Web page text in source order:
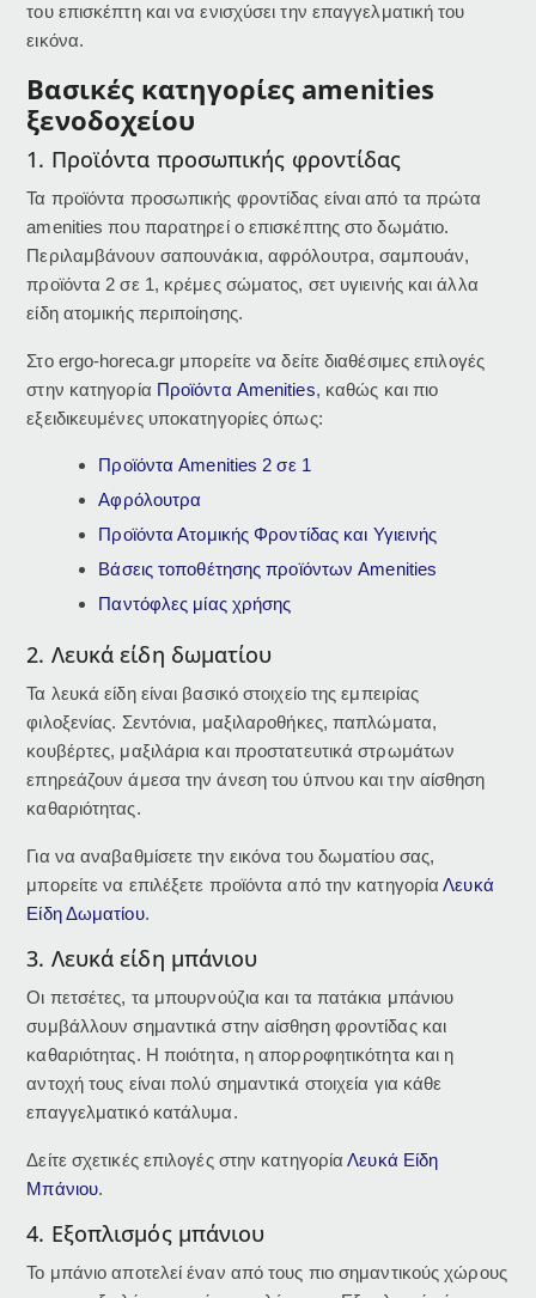
του επισκέπτη και να ενισχύσει την επαγγελματική του
εικόνα.
Βασικές κατηγορίες amenities
ξενοδοχείου
1. Προϊόντα προσωπικής φροντίδας
Τα προϊόντα προσωπικής φροντίδας είναι από τα πρώτα
amenities που παρατηρεί ο επισκέπτης στο δωμάτιο.
Περιλαμβάνουν σαπουνάκια, αφρόλουτρα, σαμπουάν,
προϊόντα 2 σε 1, κρέμες σώματος, σετ υγιεινής και άλλα
είδη ατομικής περιποίησης.
Στο ergo-horeca.gr μπορείτε να δείτε διαθέσιμες επιλογές
στην κατηγορία Προϊόντα Amenities, καθώς και πιο
εξειδικευμένες υποκατηγορίες όπως:
Προϊόντα Amenities 2 σε 1
Αφρόλουτρα
Προϊόντα Ατομικής Φροντίδας και Υγιεινής
Βάσεις τοποθέτησης προϊόντων Amenities
Παντόφλες μίας χρήσης
2. Λευκά είδη δωματίου
Τα λευκά είδη είναι βασικό στοιχείο της εμπειρίας
φιλοξενίας. Σεντόνια, μαξιλαροθήκες, παπλώματα,
κουβέρτες, μαξιλάρια και προστατευτικά στρωμάτων
επηρεάζουν άμεσα την άνεση του ύπνου και την αίσθηση
καθαριότητας.
Για να αναβαθμίσετε την εικόνα του δωματίου σας,
μπορείτε να επιλέξετε προϊόντα από την κατηγορίαΛευκά
Είδη Δωματίου.
3. Λευκά είδη μπάνιου
Οι πετσέτες, τα μπουρνούζια και τα πατάκια μπάνιου
συμβάλλουν σημαντικά στην αίσθηση φροντίδας και
καθαριότητας. Η ποιότητα, η απορροφητικότητα και η
αντοχή τους είναι πολύ σημαντικά στοιχεία για κάθε
επαγγελματικό κατάλυμα.
Δείτε σχετικές επιλογές στην κατηγορίαΛευκά Είδη
Μπάνιου.
4. Εξοπλισμός μπάνιου
Το μπάνιο αποτελεί έναν από τους πιο σημαντικούς χώρους